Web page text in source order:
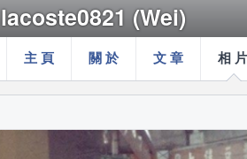
主 頁 關 於 文 章 相 片
lacoste0821 (Wei)